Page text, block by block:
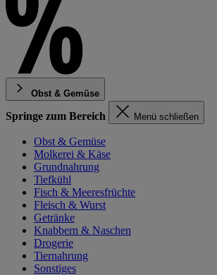
Obst & Gemüse
Springe zum Bereich Menü schließen
Obst & Gemüse
Molkerei & Käse
Grundnahrung
Tiefkühl
Fisch & Meeresfrüchte
Fleisch & Wurst
Getränke
Knabbern & Naschen
Drogerie
Tiernahrung
Sonstiges